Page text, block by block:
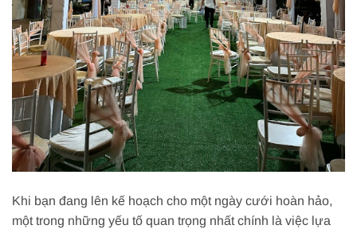
Khi bạn đang lên kế hoạch cho một ngày cưới hoàn hảo,
một trong những yếu tố quan trọng nhất chính là việc lựa